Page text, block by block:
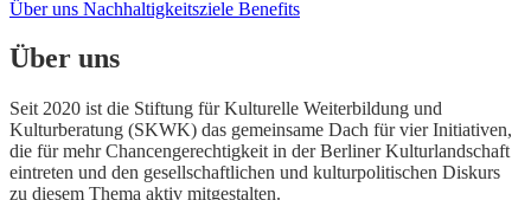
Über uns Nachhaltigkeitsziele Benefits
Über uns
Seit 2020 ist die Stiftung für Kulturelle Weiterbildung und
Kulturberatung (SKWK) das gemeinsame Dach für vier Initiativen,
die für mehr Chancengerechtigkeit in der Berliner Kulturlandschaft
eintreten und den gesellschaftlichen und kulturpolitischen Diskurs
zu diesem Thema aktiv mitgestalten.